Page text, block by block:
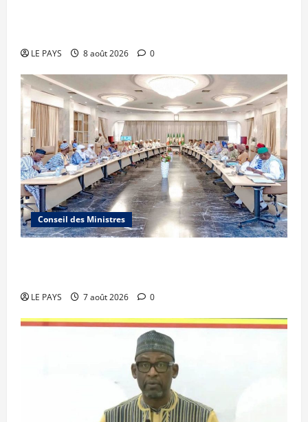
LE PAYS 8 août 2026 0
Conseil des Ministres
LE PAYS 7 août 2026 0